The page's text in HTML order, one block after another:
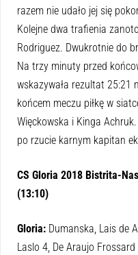
razem nie udało jej się
Kolejne dwa trafienia
Rodriguez. Dwukrotnie do
Na trzy minuty przed
wskazywała rezultat 25:21
końcem meczu piłkę w
Więckowska i Kinga
po rzucie karnym kapitan
CS Gloria 2018 Bistrita-
(13:10)
Gloria: Dumanska, Lais de
Laslo 4, De Araujo